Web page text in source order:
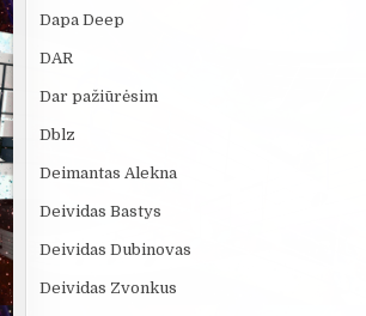
Dapa Deep
DAR
Dar pažiūrėsim
Dblz
Deimantas Alekna
Deividas Bastys
Deividas Dubinovas
Deividas Zvonkus